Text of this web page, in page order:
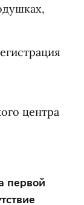
центра
первой